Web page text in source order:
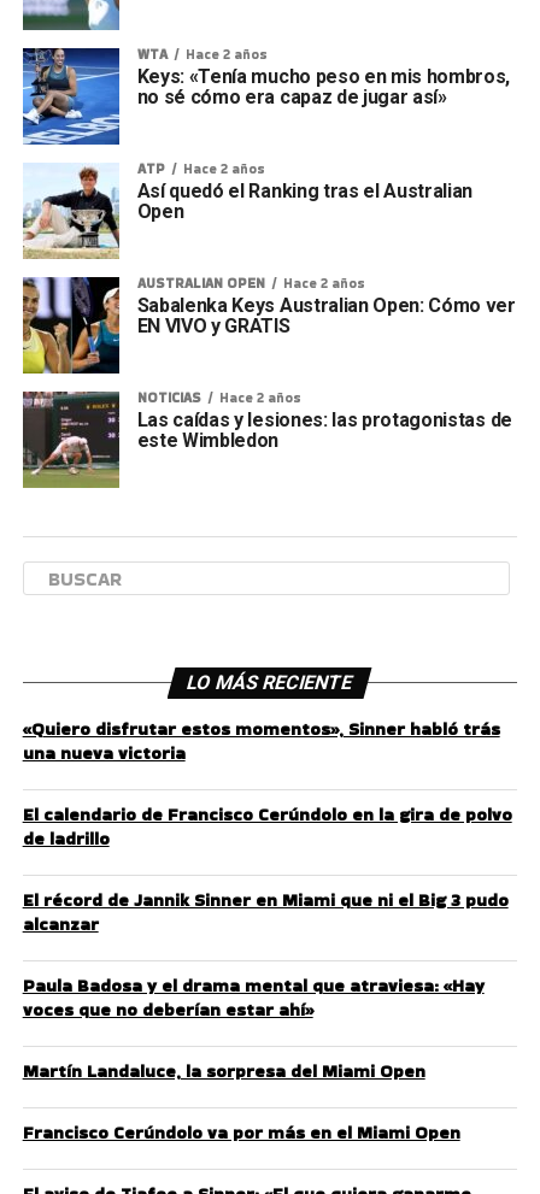
WTA Hace 2 años
Keys: «Tenía mucho peso en mis hombros,
no sé cómo era capaz de jugar así»
ATP Hace 2 años
Así quedó el Ranking tras el Australian
Open
AUSTRALIAN OPEN Hace 2 años
Sabalenka Keys Australian Open: Cómo ver
EN VIVO y GRATIS
NOTICIAS Hace 2 años
Las caídas y lesiones: las protagonistas de
este Wimbledon
LO MÁS RECIENTE
«Quiero disfrutar estos momentos», Sinner habló trás
una nueva victoria
El calendario de Francisco Cerúndolo en la gira de polvo
de ladrillo
El récord de Jannik Sinner en Miami que ni el Big 3 pudo
alcanzar
Paula Badosa y el drama mental que atraviesa: «Hay
voces que no deberían estar ahí»
Martín Landaluce, la sorpresa del Miami Open
Francisco Cerúndolo va por más en el Miami Open